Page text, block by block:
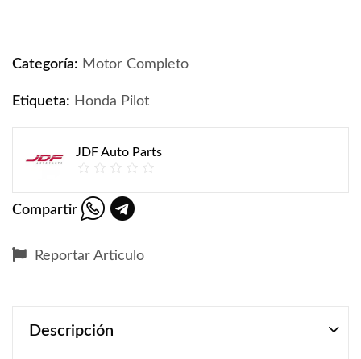
Categoría: Motor Completo
Etiqueta: Honda Pilot
JDF Auto Parts
Compartir
Reportar Articulo
Descripción